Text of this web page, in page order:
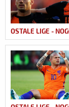
OSTALE LIGE -